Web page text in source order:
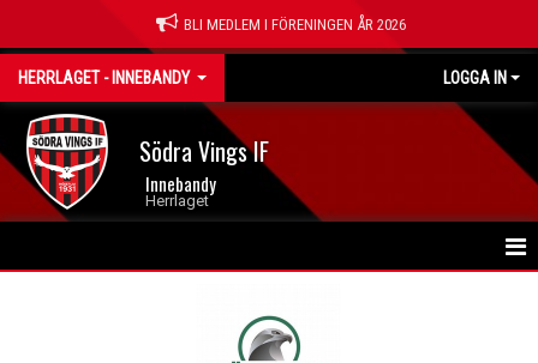
BLI MEDLEM I FÖRENINGEN ÅR 2026
HERRLAGET - INNEBANDY LOGGA IN
Södra Vings IF
Innebandy
Herrlaget